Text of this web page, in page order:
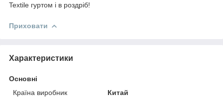
Textile гуртом і в роздріб!
Приховати
Характеристики
Основні
Країна виробник
Китай